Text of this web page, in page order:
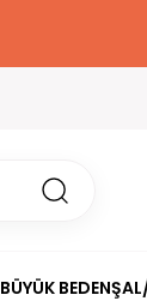
BÜYÜK BEDEN